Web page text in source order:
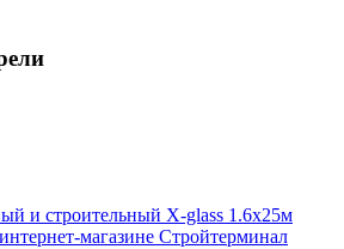
и строительный X-glass 1.6х25м
магазине Стройтерминал